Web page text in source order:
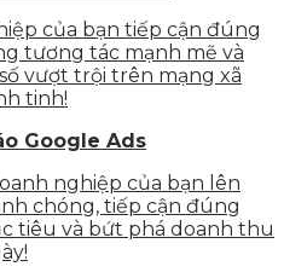
của bạn tiếp cận đúng
tương tác mạnh mẽ và
vượt trội trên mạng xã
tinh!
Google Ads
nghiệp của bạn lên
chóng, tiếp cận đúng
tiêu và bứt phá doanh thu